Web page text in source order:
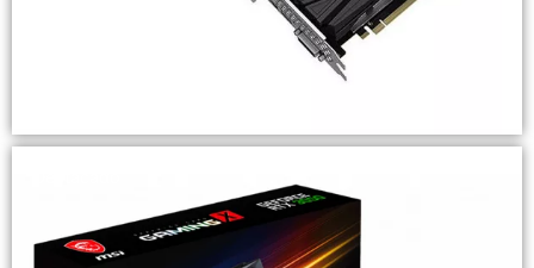
PNY GeForce GTX 1660 Ti 6GB Dual Fan